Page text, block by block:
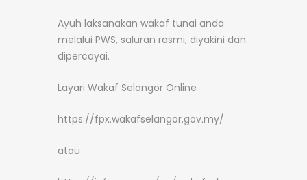
Ayuh laksanakan wakaf tunai anda
melalui PWS, saluran rasmi, diyakini dan
dipercayai.
Layari Wakaf Selangor Online
https://fpx.wakafselangor.gov.my/
atau